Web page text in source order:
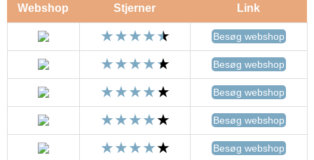
Webshop Stjerner Link
Besøg webshop
Besøg webshop
Besøg webshop
Besøg webshop
Besøg webshop